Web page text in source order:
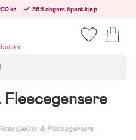
kr
365 dagers åpent kjøp
& Fleecegensere